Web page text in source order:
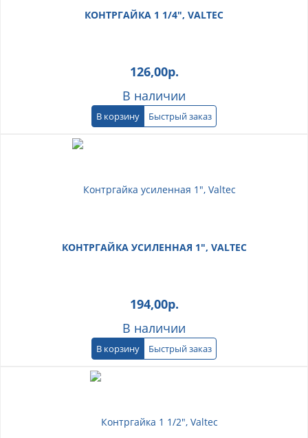
КОНТРГАЙКА 1 1/4", VALTEC
126,00р.
В наличии
В корзину Быстрый заказ
КОНТРГАЙКА УСИЛЕННАЯ 1", VALTEC
194,00р.
В наличии
В корзину Быстрый заказ